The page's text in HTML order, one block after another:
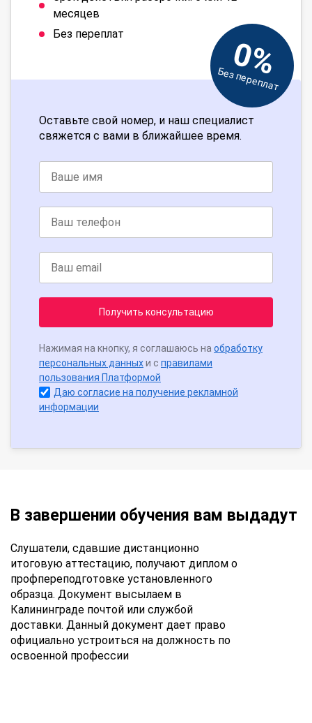
месяцев
Без переплат
0%
Без переплат
Оставьте свой номер, и наш специалист
свяжется с вами в ближайшее время.
Получить консультацию
Нажимая на кнопку, я соглашаюсь на обработку
персональных данныхи с правилами
пользования Платформой
Даю согласие на получение рекламной
информации
В завершении обучения вам выдадут
Слушатели, сдавшие дистанционно
итоговую аттестацию, получают диплом о
профпереподготовке установленного
образца. Документ высылаем в
Калининграде почтой или службой
доставки. Данный документ дает право
официально устроиться на должность по
освоенной профессии